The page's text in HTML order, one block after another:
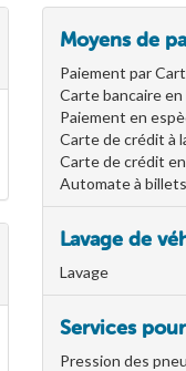
Moyens de
Paiement par
Carte bancaire
Paiement en
Carte de crédit à
Carte de crédit
Automate à
Lavage de
Lavage
Services
Pression des